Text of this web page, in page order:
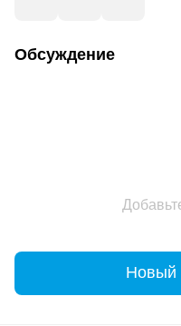
Обсуждение
Новый